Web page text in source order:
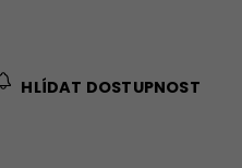
HLÍDAT DOSTUPNOST